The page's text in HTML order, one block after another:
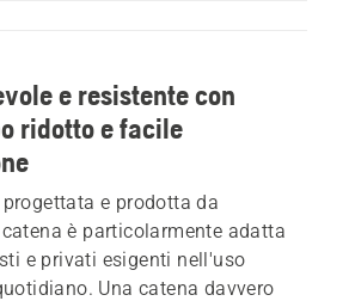
e resistente con
ridotto e facile
e prodotta da
è particolarmente adatta
e privati esigenti nell'uso
Una catena davvero